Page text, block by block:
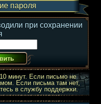
пароля
при сохранении
минут. Если письмо не
Если письма там нет,
в службу поддержки.